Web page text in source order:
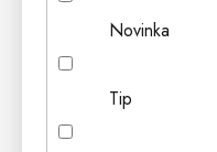
Novinka
Tip